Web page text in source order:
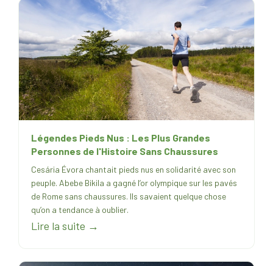
Légendes Pieds Nus : Les Plus Grandes
Personnes de l'Histoire Sans Chaussures
Cesária Évora chantait pieds nus en solidarité avec son
peuple. Abebe Bikila a gagné l’or olympique sur les pavés
de Rome sans chaussures. Ils savaient quelque chose
qu’on a tendance à oublier.
Lire la suite →